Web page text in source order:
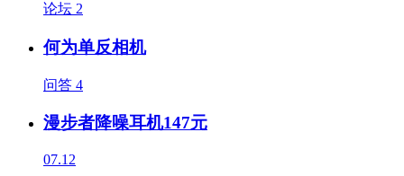
论坛 2
何为单反相机
问答 4
漫步者降噪耳机147元
07.12